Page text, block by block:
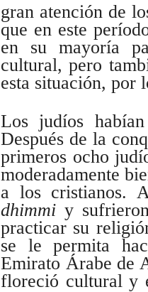
gran atención de
que en este
en su mayoría
cultural, pero
esta situación, por
Los judíos
Después de la
primeros ocho
moderadamente
a los cristianos.
dhimmi y
practicar su
se le permita
Emirato Árabe de
floreció cultural y